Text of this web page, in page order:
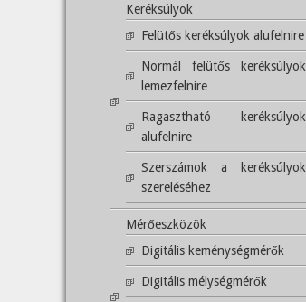
Keréksúlyok
Felütős keréksúlyok alufelnire
Normál felütős keréksúlyok
lemezfelnire
Ragasztható keréksúlyok
alufelnire
Szerszámok a keréksúlyok
szereléséhez
Mérőeszközök
Digitális keménységmérők
Digitális mélységmérők